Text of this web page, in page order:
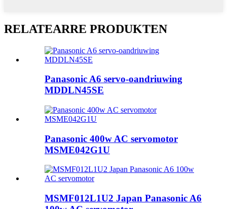
RELATEARRE PRODUKTEN
Panasonic A6 servo-oandriuwing
MDDLN45SE
Panasonic 400w AC servomotor
MSME042G1U
MSMF012L1U2 Japan Panasonic A6